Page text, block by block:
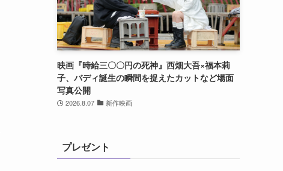
映画『時給三〇〇円の死神』西畑大吾×福本莉
子、バディ誕生の瞬間を捉えたカットなど場面
写真公開
2026.8.07 新作映画
プレゼント